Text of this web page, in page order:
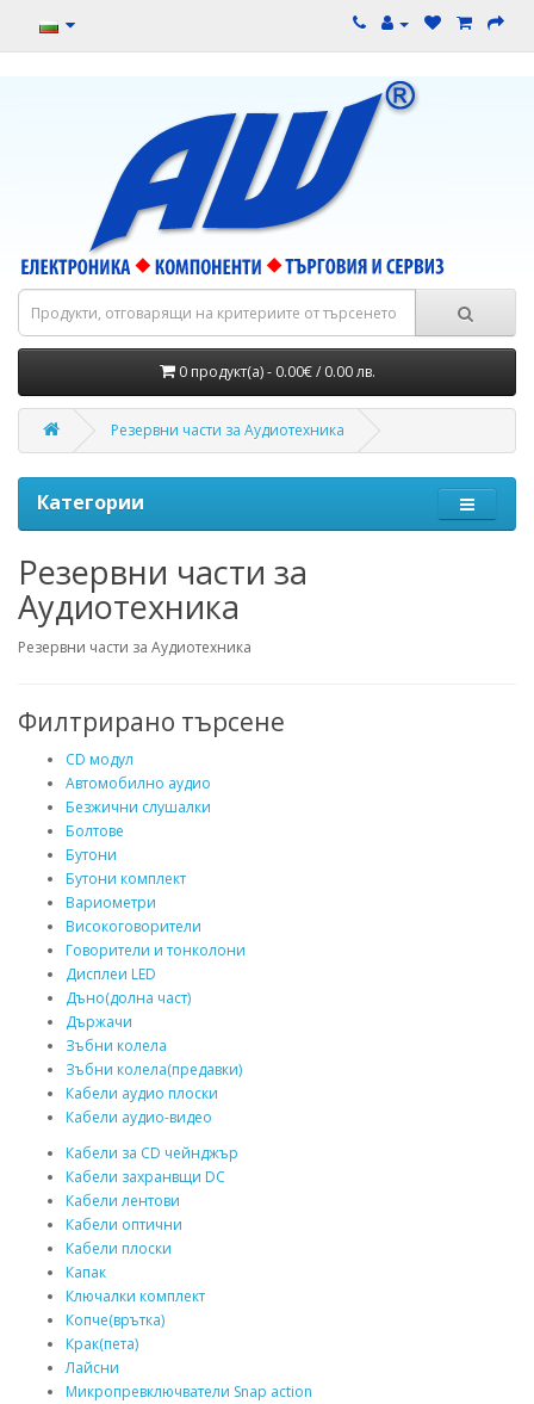
0 продукт(а) - 0.00€ / 0.00 лв.
Резервни части за Аудиотехника
Категории
Резервни части за
Аудиотехника
Резервни части за Аудиотехника
Филтрирано търсене
CD модул
Автомобилно аудио
Безжични слушалки
Болтове
Бутони
Бутони комплект
Вариометри
Високоговорители
Говорители и тонколони
Дисплеи LED
Дъно(долна част)
Държачи
Зъбни колела
Зъбни колела(предавки)
Кабели аудио плоски
Кабели аудио-видео
Кабели за CD чейнджър
Кабели захранвщи DC
Кабели лентови
Кабели оптични
Кабели плоски
Капак
Ключалки комплект
Копче(врътка)
Крак(пета)
Лайсни
Микропревключватели Snap action